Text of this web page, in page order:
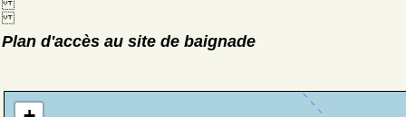
Plan d'accès au site de baignade